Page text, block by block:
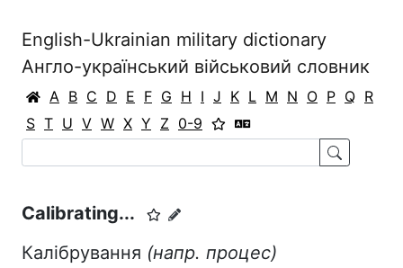
English-Ukrainian military dictionary
Англо-український військовий словник
A B C D E F G H I J K L M N O P Q R
S T U V W X Y Z 0-9
Calibrating...
Калібрування (напр. процес)